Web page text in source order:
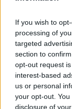
If you wish to
processing of
targeted
section to
opt-out request
interest-based
us or personal
your opt-out.
disclosure of
che possono
unita e
si propone di
cultura della
visibile ciò che
La sfida è